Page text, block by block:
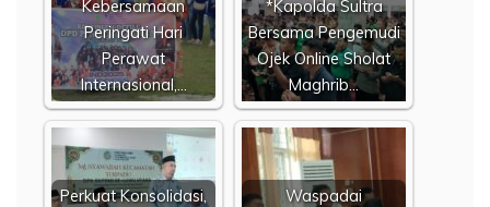
Kebersamaan
Peringati Hari
Perawat
Internasional,…
*Kapolda Sultra
Bersama Pengemudi
Ojek Online Sholat
Maghrib…
Perkuat Konsolidasi,
Waspadai